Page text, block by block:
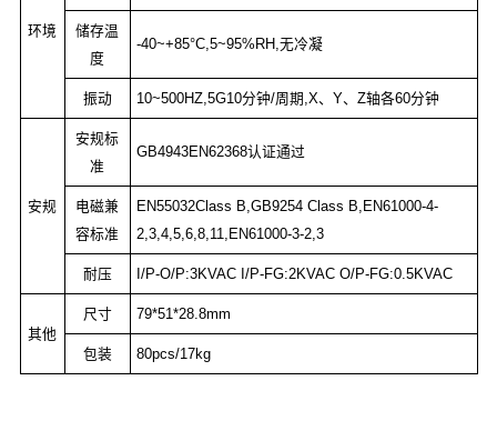
环境
储存温
度
-40~+85°C,5~95%RH,无冷凝
振动 10~500HZ,5G10分钟/周期,X、Y、Z轴各60分钟
安规
安规标
准
GB4943EN62368认证通过
电磁兼
容标准
EN55032Class B,GB9254 Class B,EN61000-4-
2,3,4,5,6,8,11,EN61000-3-2,3
耐压 I/P-O/P:3KVAC I/P-FG:2KVAC O/P-FG:0.5KVAC
其他
尺寸 79*51*28.8mm
包装 80pcs/17kg